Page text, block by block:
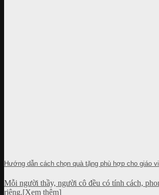
Hướng dẫn cách chọn quà tặng phù hợp cho giáo
Mỗi người thầy, người cô đều có tính cách,
riêng.[Xem thêm]